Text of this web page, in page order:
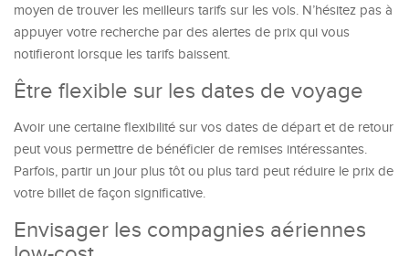
moyen de trouver les meilleurs tarifs sur les vols. N’hésitez pas à
appuyer votre recherche par des alertes de prix qui vous
notifieront lorsque les tarifs baissent.
Être flexible sur les dates de voyage
Avoir une certaine flexibilité sur vos dates de départ et de retour
peut vous permettre de bénéficier de remises intéressantes.
Parfois, partir un jour plus tôt ou plus tard peut réduire le prix de
votre billet de façon significative.
Envisager les compagnies aériennes